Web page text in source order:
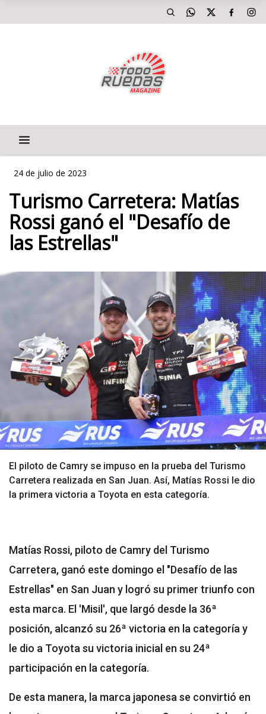
24 de julio de 2023
Turismo Carretera: Matías
Rossi ganó el "Desafío de
las Estrellas"
El piloto de Camry se impuso en la prueba del Turismo
Carretera realizada en San Juan. Así, Matías Rossi le dio
la primera victoria a Toyota en esta categoría.
Matías Rossi, piloto de Camry del Turismo
Carretera, ganó este domingo el "Desafío de las
Estrellas" en San Juan y logró su primer triunfo con
esta marca. El 'Misil', que largó desde la 36ª
posición, alcanzó su 26ª victoria en la categoría y
le dio a Toyota su victoria inicial en su 24ª
participación en la categoría.
De esta manera, la marca japonesa se convirtió en